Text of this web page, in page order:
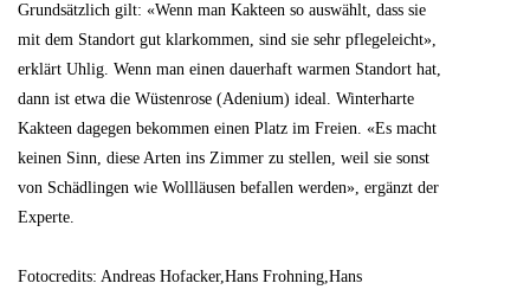
Grundsätzlich gilt: «Wenn man Kakteen so auswählt, dass sie
mit dem Standort gut klarkommen, sind sie sehr pflegeleicht»,
erklärt Uhlig. Wenn man einen dauerhaft warmen Standort hat,
dann ist etwa die Wüstenrose (Adenium) ideal. Winterharte
Kakteen dagegen bekommen einen Platz im Freien. «Es macht
keinen Sinn, diese Arten ins Zimmer zu stellen, weil sie sonst
von Schädlingen wie Wollläusen befallen werden», ergänzt der
Experte.
Fotocredits: Andreas Hofacker,Hans Frohning,Hans